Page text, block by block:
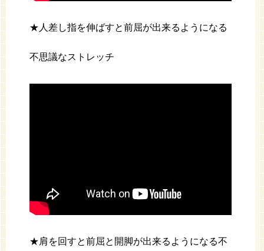
★人差し指を伸ばすと前屈が出来るようになる
不思議なストレッチ
★肩を回すと前屈と開脚が出来るようになる不